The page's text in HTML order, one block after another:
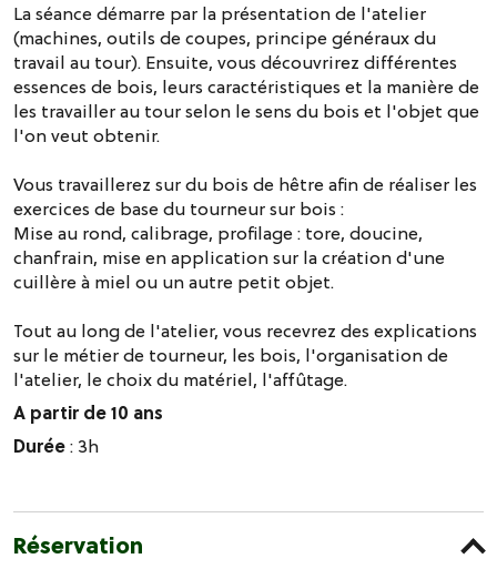
La séance démarre par la présentation de l'atelier
(machines, outils de coupes, principe généraux du
travail au tour). Ensuite, vous découvrirez différentes
essences de bois, leurs caractéristiques et la manière de
les travailler au tour selon le sens du bois et l'objet que
l'on veut obtenir.
Vous travaillerez sur du bois de hêtre afin de réaliser les
exercices de base du tourneur sur bois :
Mise au rond, calibrage, profilage : tore, doucine,
chanfrain, mise en application sur la création d'une
cuillère à miel ou un autre petit objet.
Tout au long de l'atelier, vous recevrez des explications
sur le métier de tourneur, les bois, l'organisation de
l'atelier, le choix du matériel, l'affûtage.
A partir de 10 ans
Durée: 3h
Réservation